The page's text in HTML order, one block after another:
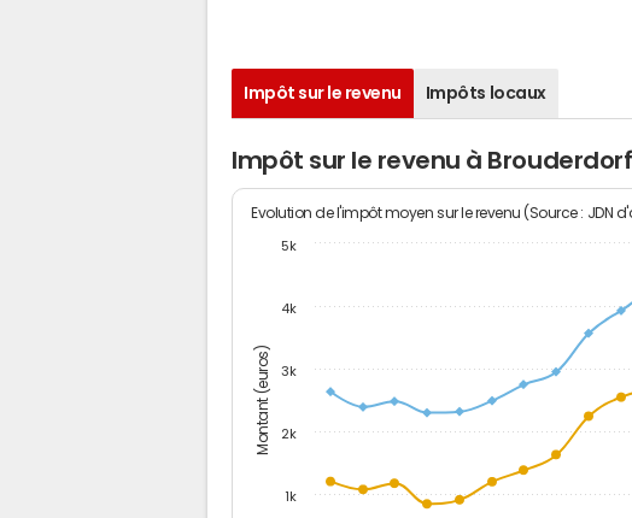
Impôt sur le revenu Impôts locaux
Impôt sur le revenu à
Montant (euros)
Evolution de l'impôt moyen sur le revenu (Source : JDN
1k
2k
3k
4k
5k